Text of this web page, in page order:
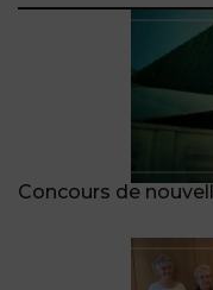
Concours de